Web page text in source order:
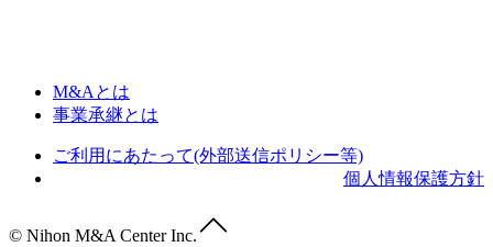
M&Aとは
事業承継とは
ご利用にあたって(外部送信ポリシー等)
個人情報保護方針
© Nihon M&A Center Inc.